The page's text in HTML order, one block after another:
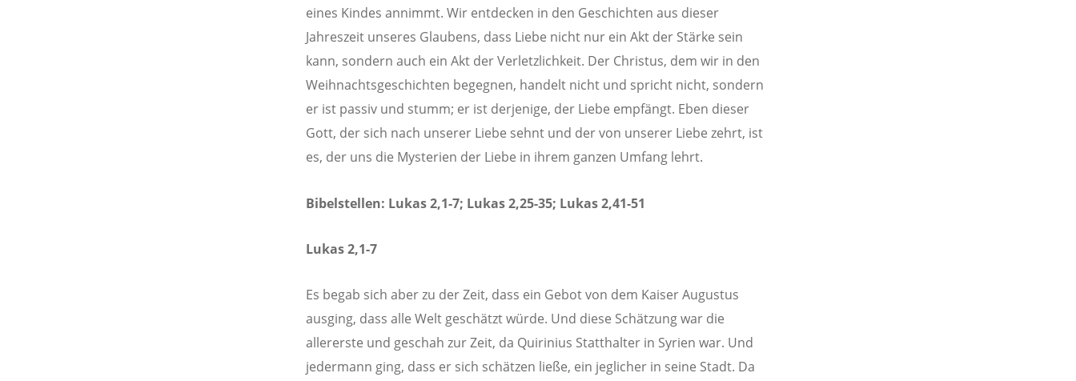
eines Kindes annimmt. Wir entdecken in den Geschichten aus dieser
Jahreszeit unseres Glaubens, dass Liebe nicht nur ein Akt der Stärke sein
kann, sondern auch ein Akt der Verletzlichkeit. Der Christus, dem wir in den
Weihnachtsgeschichten begegnen, handelt nicht und spricht nicht, sondern
er ist passiv und stumm; er ist derjenige, der Liebe empfängt. Eben dieser
Gott, der sich nach unserer Liebe sehnt und der von unserer Liebe zehrt, ist
es, der uns die Mysterien der Liebe in ihrem ganzen Umfang lehrt.
Bibelstellen: Lukas 2,1-7; Lukas 2,25-35; Lukas 2,41-51
Lukas 2,1-7
Es begab sich aber zu der Zeit, dass ein Gebot von dem Kaiser Augustus
ausging, dass alle Welt geschätzt würde. Und diese Schätzung war die
allererste und geschah zur Zeit, da Quirinius Statthalter in Syrien war. Und
jedermann ging, dass er sich schätzen ließe, ein jeglicher in seine Stadt. Da